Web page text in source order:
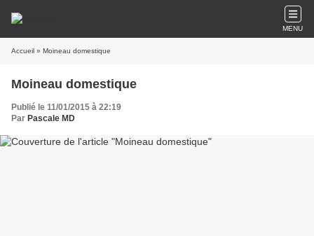
MENU
Accueil » Moineau domestique
Moineau domestique
Publié le 11/01/2015 à 22:19
Par Pascale MD